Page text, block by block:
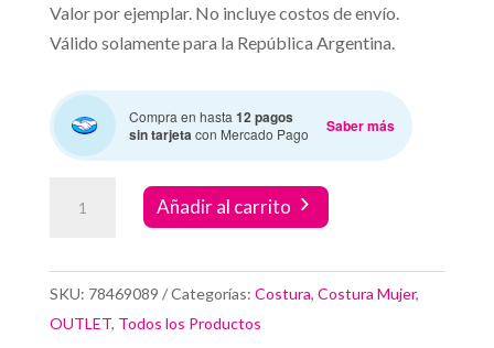
Valor por ejemplar. No incluye costos de envío.
Válido solamente para la República Argentina.
Compra en hasta12 pagos
sin tarjetacon Mercado Pago Saber más
Especial
Añadir al carrito
SKU: 78469089 Categorías: Costura, Costura Mujer,
OUTLET, Todos los Productos